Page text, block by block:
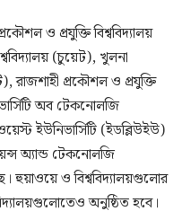
ও প্রযুক্তি বিশ্ববিদ্যালয়
(চুয়েট), খুলনা
রাজশাহী প্রকৌশল ও প্রযুক্তি
অব টেকনোলজি
ইউনিভার্সিটি (ইডব্লিউইউ)
অ্যান্ড টেকনোলজি
হুয়াওয়ে ও বিশ্ববিদ্যালয়গুলোর
অনুষ্ঠিত হবে।